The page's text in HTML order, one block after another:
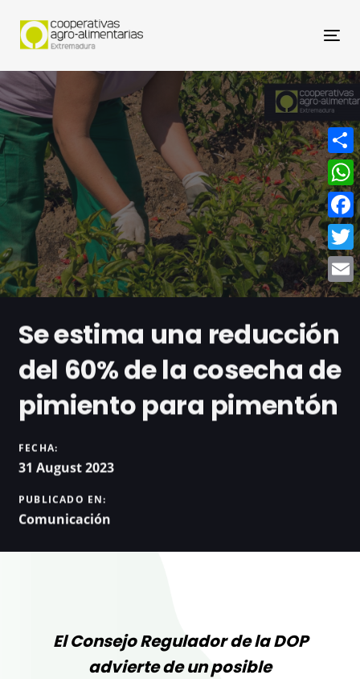
Se estima una reducción
del 60% de la cosecha de
pimiento para pimentón
FECHA:
31 August 2023
PUBLICADO EN:
Comunicación
El Consejo Regulador de la DOP
advierte de un posible
Email